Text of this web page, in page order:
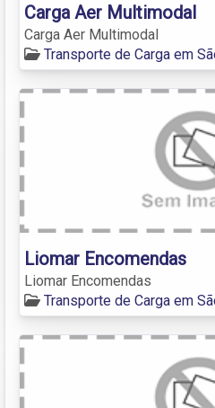
Carga Aer Multimodal
Carga Aer Multimodal
Transporte de Carga em
Liomar Encomendas
Liomar Encomendas
Transporte de Carga em